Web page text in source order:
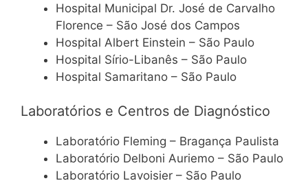
Hospital Municipal Dr. José de Carvalho
Florence – São José dos Campos
Hospital Albert Einstein – São Paulo
Hospital Sírio-Libanês – São Paulo
Hospital Samaritano – São Paulo
Laboratórios e Centros de Diagnóstico
Laboratório Fleming – Bragança Paulista
Laboratório Delboni Auriemo – São Paulo
Laboratório Lavoisier – São Paulo